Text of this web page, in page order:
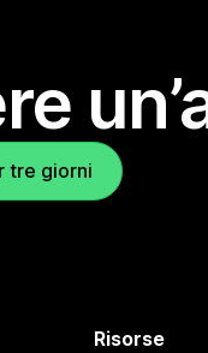
tre giorni
Risorse